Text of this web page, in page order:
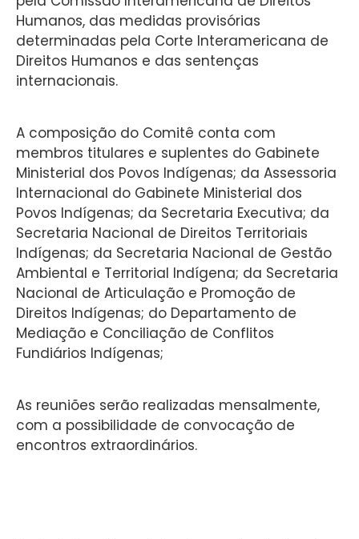
Humanos, das medidas provisórias
determinadas pela Corte Interamericana de
Direitos Humanos e das sentenças
internacionais.
A composição do Comitê conta com
membros titulares e suplentes do Gabinete
Ministerial dos Povos Indígenas; da Assessoria
Internacional do Gabinete Ministerial dos
Povos Indígenas; da Secretaria Executiva; da
Secretaria Nacional de Direitos Territoriais
Indígenas; da Secretaria Nacional de Gestão
Ambiental e Territorial Indígena; da Secretaria
Nacional de Articulação e Promoção de
Direitos Indígenas; do Departamento de
Mediação e Conciliação de Conflitos
Fundiários Indígenas;
As reuniões serão realizadas mensalmente,
com a possibilidade de convocação de
encontros extraordinários.